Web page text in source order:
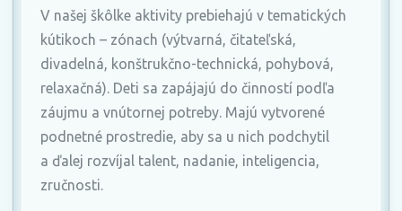
V našej škôlke aktivity prebiehajú v tematických
kútikoch – zónach (výtvarná, čitateľská,
divadelná, konštrukčno-technická, pohybová,
relaxačná). Deti sa zapájajú do činností podľa
záujmu a vnútornej potreby. Majú vytvorené
podnetné prostredie, aby sa u nich podchytil
a ďalej rozvíjal talent, nadanie, inteligencia,
zručnosti.